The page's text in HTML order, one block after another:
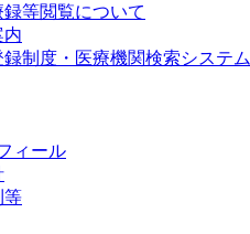
等閲覧について
内
制度・医療機関検索システム
ィール
等